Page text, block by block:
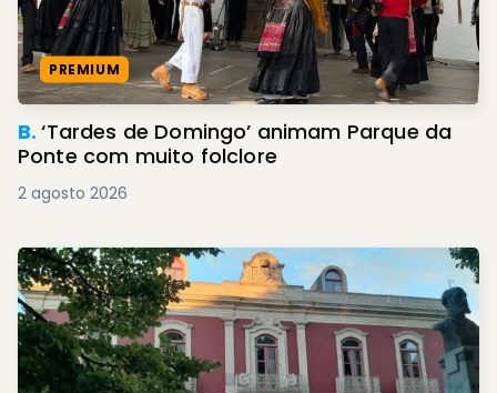
PREMIUM
B.‘Tardes de Domingo’ animam Parque da
Ponte com muito folclore
2 agosto 2026